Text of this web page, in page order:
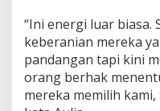
“Ini energi luar biasa.
keberanian mereka
pandangan tapi kini
orang berhak
mereka memilih